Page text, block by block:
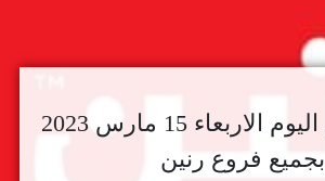
عروض رنين اليوم الاربعاء 15 مارس 2023
بجميع فروع رنين